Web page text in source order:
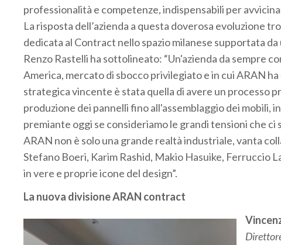
professionalità e competenze, indispensabili per
La risposta dell’azienda a questa doverosa evoluzione
dedicata al Contract nello spazio milanese supportata
Renzo Rastelli ha sottolineato: “Un'azienda da sempre
America, mercato di sbocco privilegiato e in cui ARAN
strategica vincente è stata quella di avere un processo
produzione dei pannelli fino all'assemblaggio dei mobili,
premiante oggi se consideriamo le grandi tensioni che
ARAN non è solo una grande realtà industriale, vanta
Stefano Boeri, Karim Rashid, Makio Hasuike, Ferruccio
in vere e proprie icone del design”.
La nuova divisione ARAN contract